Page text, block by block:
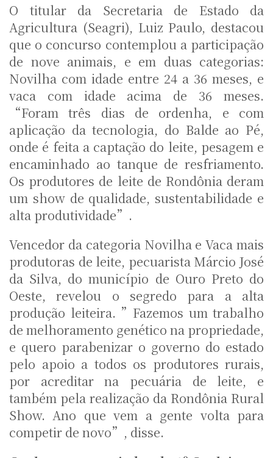
O titular da Secretaria de Estado da
Agricultura (Seagri), Luiz Paulo, destacou
que o concurso contemplou a participação
de nove animais, e em duas categorias:
Novilha com idade entre 24 a 36 meses, e
vaca com idade acima de 36 meses.
“Foram três dias de ordenha, e com
aplicação da tecnologia, do Balde ao Pé,
onde é feita a captação do leite, pesagem e
encaminhado ao tanque de resfriamento.
Os produtores de leite de Rondônia deram
um show de qualidade, sustentabilidade e
alta produtividade”.
Vencedor da categoria Novilha e Vaca mais
produtoras de leite, pecuarista Márcio José
da Silva, do município de Ouro Preto do
Oeste, revelou o segredo para a alta
produção leiteira. ”Fazemos um trabalho
de melhoramento genético na propriedade,
e quero parabenizar o governo do estado
pelo apoio a todos os produtores rurais,
por acreditar na pecuária de leite, e
também pela realização da Rondônia Rural
Show. Ano que vem a gente volta para
competir de novo”, disse.